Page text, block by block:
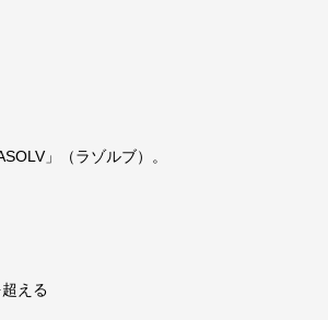
」（ラゾルブ）。
える